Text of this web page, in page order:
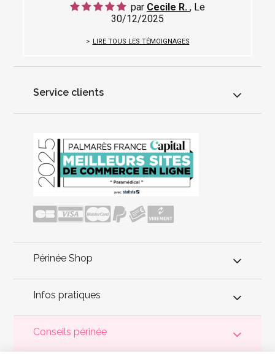
par Cecile R. , Le
30/12/2025
LIRE TOUS LES TÉMOIGNAGES
Service clients
Périnée Shop
Infos pratiques
Conseils périnée